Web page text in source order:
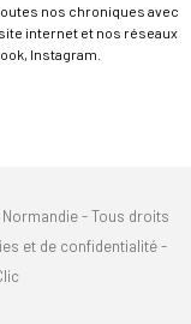
nos chroniques avec
internet et nos réseaux
Instagram.
- Tous droits
et de confidentialité-